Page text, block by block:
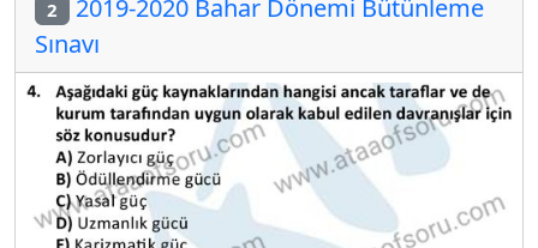
2 2019-2020 Bahar Dönemi Bütünleme
Sınavı